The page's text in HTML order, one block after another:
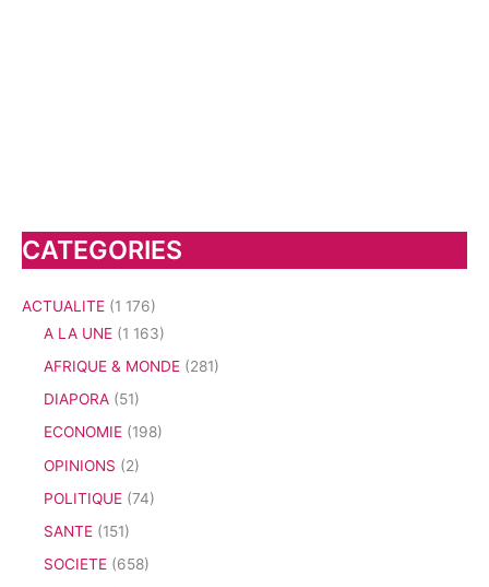
CATEGORIES
ACTUALITE (1 176)
A LA UNE (1 163)
AFRIQUE & MONDE (281)
DIAPORA (51)
ECONOMIE (198)
OPINIONS (2)
POLITIQUE (74)
SANTE (151)
SOCIETE (658)